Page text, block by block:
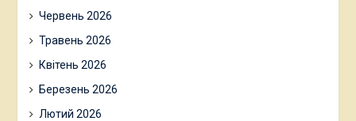
Червень 2026
Травень 2026
Квітень 2026
Березень 2026
Лютий 2026